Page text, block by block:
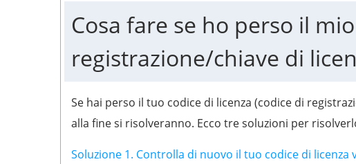
Cosa fare se ho perso il
registrazione/chiave di
Se hai perso il tuo codice di licenza (codice di
alla fine si risolveranno. Ecco tre soluzioni per
Soluzione 1. Controlla di nuovo il tuo codice di licenza